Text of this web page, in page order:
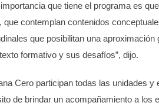
que tiene el programa es
que contemplan contenidos
que posibilitan una aproximación
formativo y sus desafíos”, dijo.
Cero participan todas las unidades y
de brindar un acompañamiento a los